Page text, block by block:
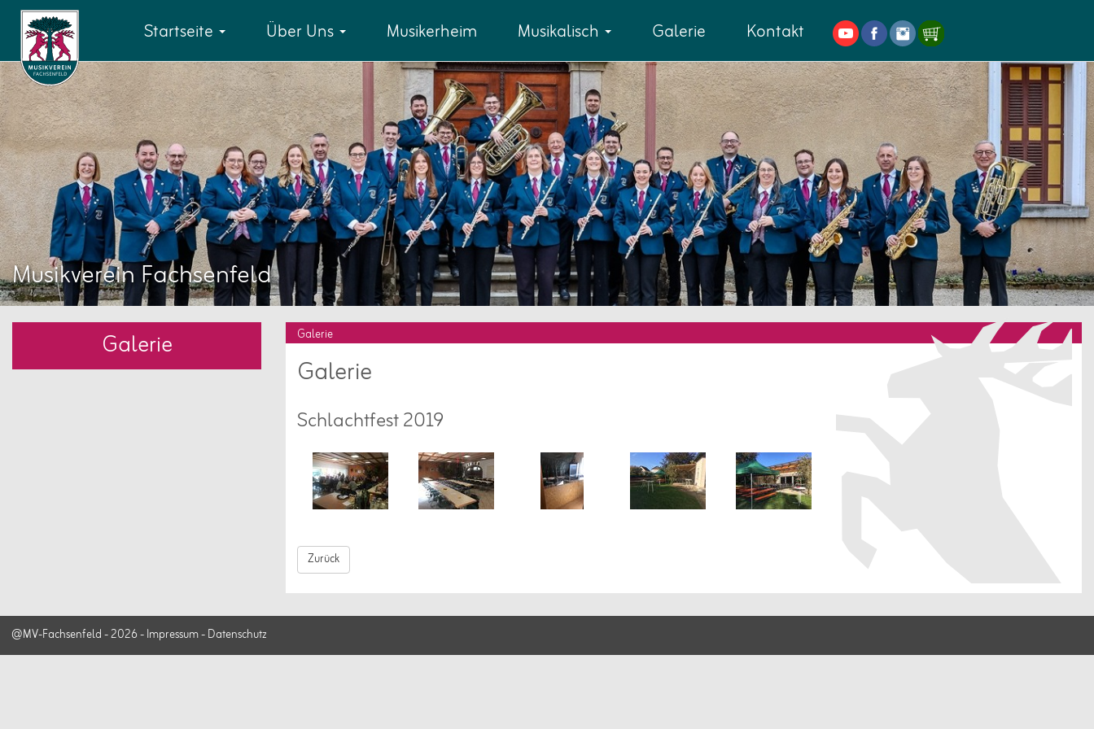
Startseite Über Uns Musikerheim Musikalisch Galerie Kontakt
Musikverein Fachsenfeld
Galerie Galerie
Galerie
Schlachtfest 2019
Zurück
@MV-Fachsenfeld - 2026 -Impressum-Datenschutz